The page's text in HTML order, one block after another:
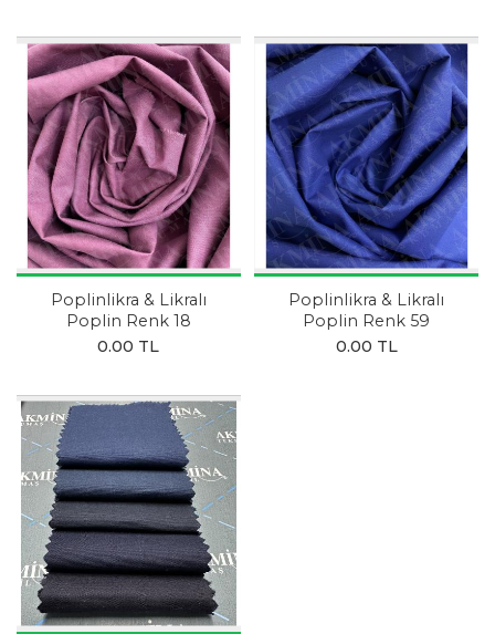
Poplinlikra & Likralı
Poplin Renk 18
0.00 TL
Poplinlikra & Likralı
Poplin Renk 59
0.00 TL